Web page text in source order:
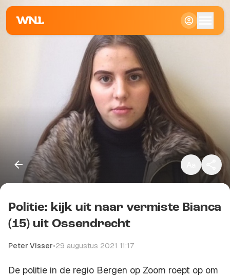
Klein
Standaard
Groot
Kopieer link
Politie: kijk uit naar vermiste Bianca
(15) uit Ossendrecht
Peter Visser•29 augustus 2021 11:17
De politie in de regio Bergen op Zoom roept op om